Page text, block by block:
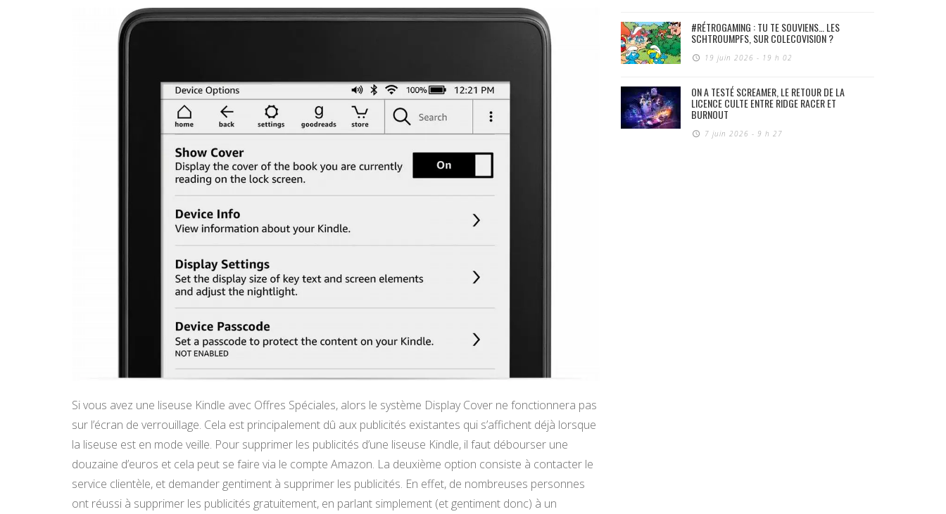
Si vous avez une liseuse Kindle avec Offres Spéciales, alors le système Display Cover ne fonctionnera pas
sur l’écran de verrouillage. Cela est principalement dû aux publicités existantes qui s’affichent déjà lorsque
la liseuse est en mode veille. Pour supprimer les publicités d’une liseuse Kindle, il faut débourser une
douzaine d’euros et cela peut se faire via le compte Amazon. La deuxième option consiste à contacter le
service clientèle, et demander gentiment à supprimer les publicités. En effet, de nombreuses personnes
ont réussi à supprimer les publicités gratuitement, en parlant simplement (et gentiment donc) à un
#RÉTROGAMING : TU TE SOUVIENS… LES
SCHTROUMPFS, SUR COLECOVISION ?
19 juin 2026 - 19 h 02
ON A TESTÉ SCREAMER, LE RETOUR DE LA
LICENCE CULTE ENTRE RIDGE RACER ET
BURNOUT
7 juin 2026 - 9 h 27